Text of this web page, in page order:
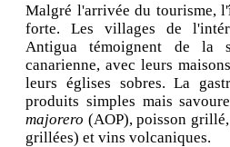
Malgré l'arrivée du tourisme,
forte. Les villages de
Antigua témoignent de la
canarienne, avec leurs
leurs églises sobres. La
produits simples mais
majorero (AOP), poisson
grillées) et vins volcaniques.